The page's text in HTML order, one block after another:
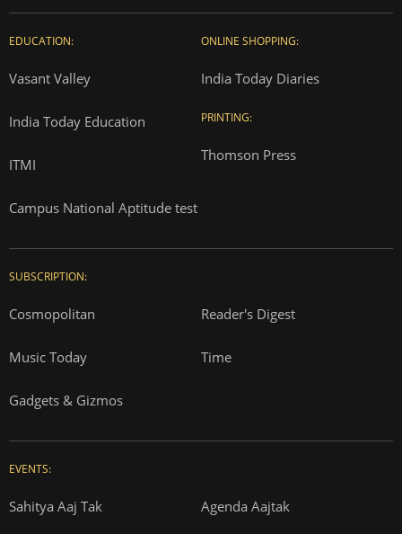
EDUCATION:
Vasant Valley
India Today Education
ITMI
Campus National Aptitude test
ONLINE SHOPPING:
India Today Diaries
PRINTING:
Thomson Press
SUBSCRIPTION:
Cosmopolitan Reader's Digest
Music Today Time
Gadgets & Gizmos
EVENTS:
Sahitya Aaj Tak Agenda Aajtak